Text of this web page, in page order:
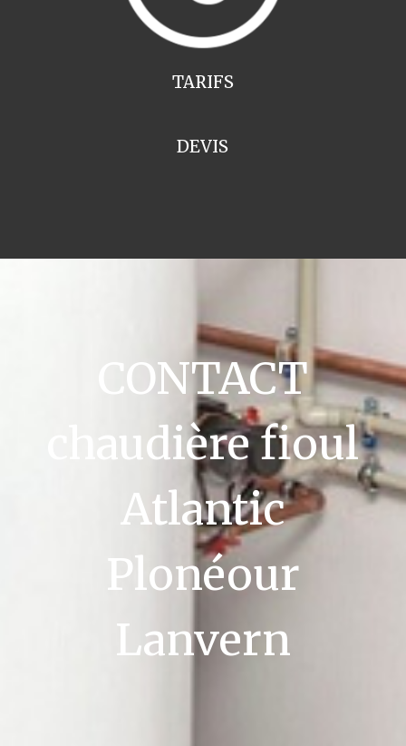
TARIFS
DEVIS
CONTACT
chaudière fioul
Atlantic
Plonéour
Lanvern